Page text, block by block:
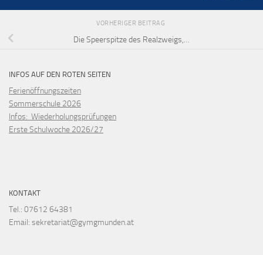
VORHERIGER BEITRAG
Die Speerspitze des Realzweigs,…
INFOS AUF DEN ROTEN SEITEN
Ferienöffnungszeiten
Sommerschule 2026
Infos: Wiederholungsprüfungen
Erste Schulwoche 2026/27
KONTAKT
Tel.: 07612 64381
Email: sekretariat@gymgmunden.at